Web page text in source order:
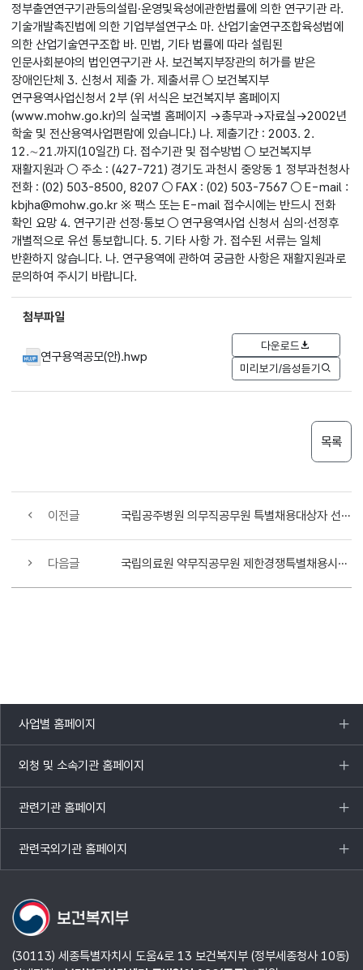
정부출연연구기관등의설립·운영및육성에관한법률에 의한 연구기관 라.
기술개발촉진법에 의한 기업부설연구소 마. 산업기술연구조합육성법에
의한 산업기술연구조합 바. 민법, 기타 법률에 따라 설립된
인문사회분야의 법인연구기관 사. 보건복지부장관의 허가를 받은
장애인단체 3. 신청서 제출 가. 제출서류 ○ 보건복지부
연구용역사업신청서 2부 (위 서식은 보건복지부 홈페이지
(www.mohw.go.kr)의 실국별 홈페이지 →총무과→자료실→2002년
학술 및 전산용역사업편람에 있습니다.) 나. 제출기간 : 2003. 2.
12.∼21.까지(10일간) 다. 접수기관 및 접수방법 ○ 보건복지부
재활지원과 ○ 주소 : (427-721) 경기도 과천시 중앙동 1 정부과천청사
전화 : (02) 503-8500, 8207 ○ FAX : (02) 503-7567 ○ E-mail :
kbjha@mohw.go.kr ※ 팩스 또는 E-mail 접수시에는 반드시 전화
확인 요망 4. 연구기관 선정·통보 ○ 연구용역사업 신청서 심의·선정후
개별적으로 유선 통보합니다. 5. 기타 사항 가. 접수된 서류는 일체
반환하지 않습니다. 나. 연구용역에 관하여 궁금한 사항은 재활지원과로
문의하여 주시기 바랍니다.
첨부파일
연구용역공모(안).hwp
다운로드
미리보기/음성듣기
목록
이전글 국립공주병원 의무직공무원 특별채용대상자 선발계획 공고
다음글 국립의료원 약무직공무원 제한경쟁특별채용시험 시행 공고
사업별 홈페이지
목록
열기
외청 및 소속기관 홈페이지
목록
열기
관련기관 홈페이지
목록
열기
관련국외기관 홈페이지
목록
열기
(30113) 세종특별자치시 도움4로 13 보건복지부 (정부세종청사 10동)